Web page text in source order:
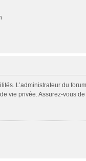
L’administrateur du
vie privée. Assurez-vous